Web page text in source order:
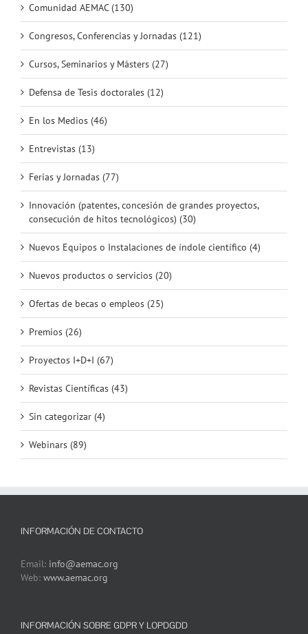
Comunidad AEMAC (130)
Congresos, Conferencias y Jornadas (121)
Cursos, Seminarios y Másters (27)
Defensa de Tesis doctorales (12)
En los Medios (46)
Entrevistas (13)
Ferias y Jornadas (77)
Innovación (patentes, concesión de grandes proyectos,
consecución de hitos tecnológicos) (30)
Nuevos Equipos o Instalaciones de índole científico (4)
Nuevos productos o servicios (20)
Ofertas de becas o empleos (25)
Premios (26)
Proyectos I+D+I (67)
Revistas Científicas (43)
Sin categorizar (4)
Webinars (89)
INFORMACIÓN DE CONTACTO
Email: info@aemac.org
Web: www.aemac.org
INFORMACIÓN SOBRE GDPR Y LOPDGDD